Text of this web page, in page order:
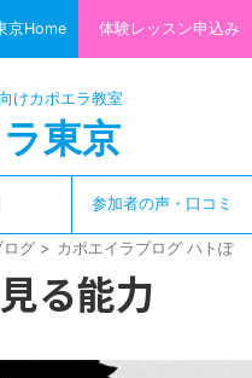
京Home 体験レッスン申込み
けカポエラ教室
東京
参加者の声・口コミ
ログ > カポエイラブログ ハトぽ
る能力